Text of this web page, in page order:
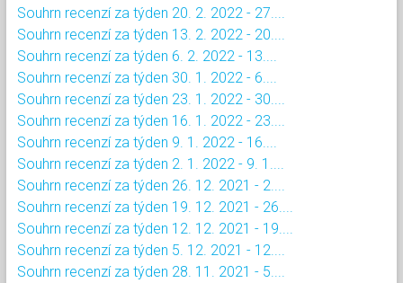
Souhrn recenzí za týden 20. 2. 2022 - 27....
Souhrn recenzí za týden 13. 2. 2022 - 20....
Souhrn recenzí za týden 6. 2. 2022 - 13....
Souhrn recenzí za týden 30. 1. 2022 - 6....
Souhrn recenzí za týden 23. 1. 2022 - 30....
Souhrn recenzí za týden 16. 1. 2022 - 23....
Souhrn recenzí za týden 9. 1. 2022 - 16....
Souhrn recenzí za týden 2. 1. 2022 - 9. 1....
Souhrn recenzí za týden 26. 12. 2021 - 2....
Souhrn recenzí za týden 19. 12. 2021 - 26....
Souhrn recenzí za týden 12. 12. 2021 - 19....
Souhrn recenzí za týden 5. 12. 2021 - 12....
Souhrn recenzí za týden 28. 11. 2021 - 5....